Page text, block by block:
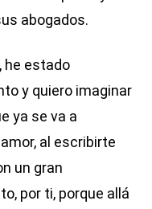
abogados.
he estado
y quiero imaginar
ya se va a
al escribirte
un gran
por ti, porque allá